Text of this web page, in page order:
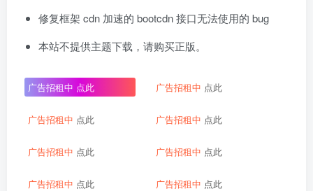
修复框架 cdn 加速的 bootcdn 接口无法使用的 bug
本站不提供主题下载，请购买正版。
广告招租中 点此 广告招租中 点此
广告招租中 点此 广告招租中 点此
广告招租中 点此 广告招租中 点此
广告招租中 点此 广告招租中 点此